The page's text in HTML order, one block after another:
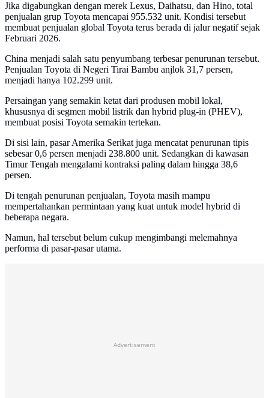
Jika digabungkan dengan merek Lexus, Daihatsu, dan Hino, total
penjualan grup Toyota mencapai 955.532 unit. Kondisi tersebut
membuat penjualan global Toyota terus berada di jalur negatif sejak
Februari 2026.
China menjadi salah satu penyumbang terbesar penurunan tersebut.
Penjualan Toyota di Negeri Tirai Bambu anjlok 31,7 persen,
menjadi hanya 102.299 unit.
Persaingan yang semakin ketat dari produsen mobil lokal,
khususnya di segmen mobil listrik dan hybrid plug-in (PHEV),
membuat posisi Toyota semakin tertekan.
Di sisi lain, pasar Amerika Serikat juga mencatat penurunan tipis
sebesar 0,6 persen menjadi 238.800 unit. Sedangkan di kawasan
Timur Tengah mengalami kontraksi paling dalam hingga 38,6
persen.
Di tengah penurunan penjualan, Toyota masih mampu
mempertahankan permintaan yang kuat untuk model hybrid di
beberapa negara.
Namun, hal tersebut belum cukup mengimbangi melemahnya
performa di pasar-pasar utama.
Advertisement